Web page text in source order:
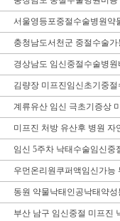
서울영등포중절수술병원
충청남도서천군 중절수술
경상남도 임신중절수술병
김량장 미프진임신초기중
계류유산 임신 극초기증상
미프진 처방 유산후 병원 자
임신 5주차 낙태수술임신중
우먼온리원쿠퍼액임신가능
동원 약물낙태인공낙태약
부산 남구 임신중절 미프진